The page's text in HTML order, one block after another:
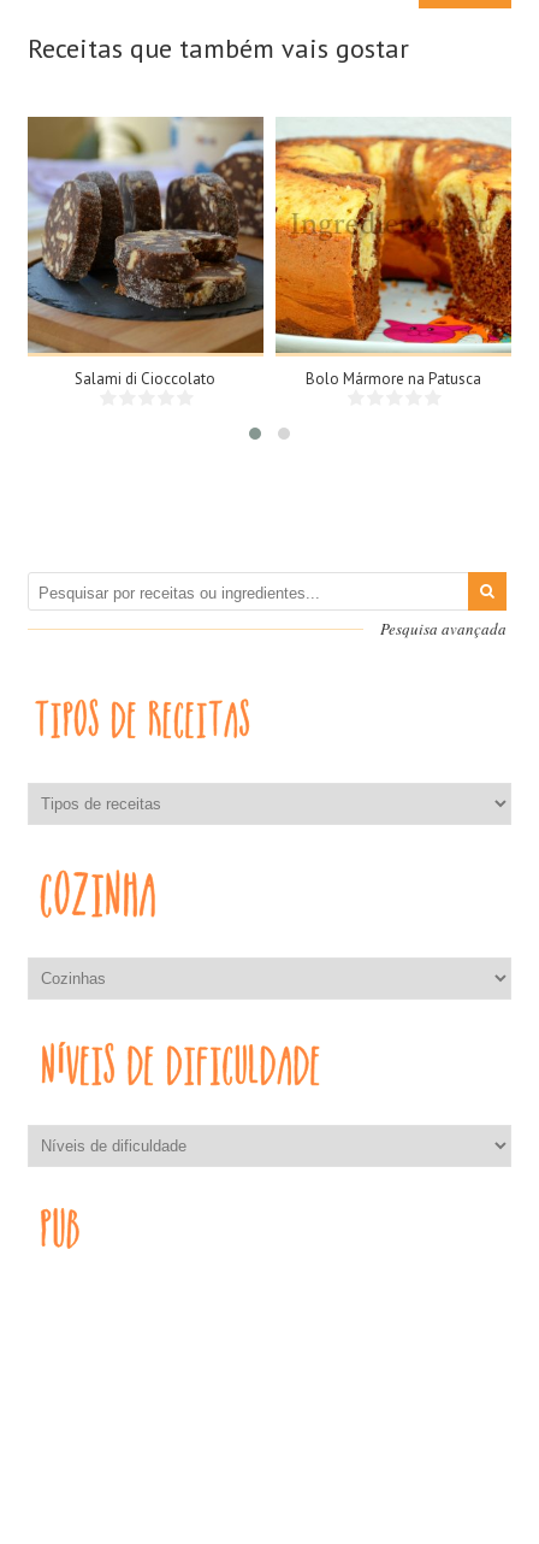
Receitas que também vais gostar
15 Fatias
N/A
Salami di Cioccolato
8 Doses
8 Pessoas
25Min
Bolo Mármore na Patusca
Pesquisa avançada